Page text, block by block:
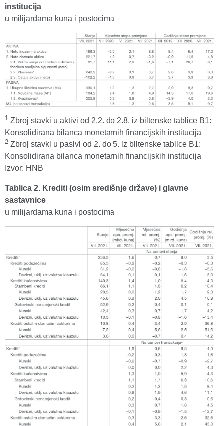
institucija
u milijardama kuna i postocima
1 Zbroj stavki u aktivi od 2.2. do 2.8. iz biltenske tablice B1:
Konsolidirana bilanca monetarnih financijskih institucija
2 Zbroj stavki u pasivi od 2. do 5. iz biltenske tablice B1:
Konsolidirana bilanca monetarnih financijskih institucija
Izvor: HNB
Tablica 2. Krediti (osim središnje države) i glavne
sastavnice
u milijardama kuna i postocima